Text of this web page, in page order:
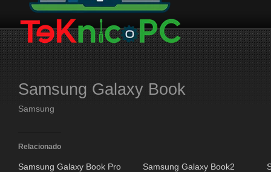
Samsung Galaxy Book
Samsung
Relacionado
Samsung Galaxy Book Pro
Samsung Galaxy Book2